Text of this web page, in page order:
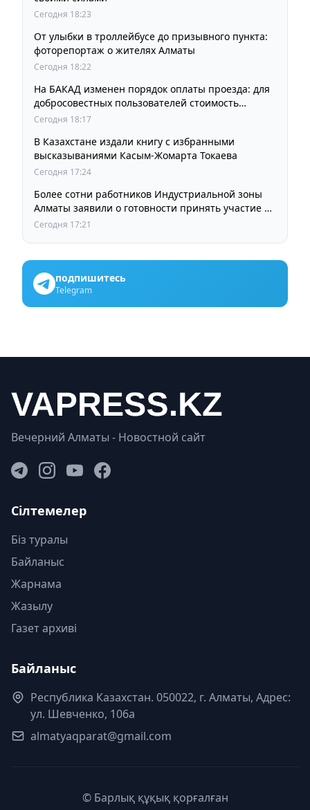
Сегодня 18:23
От улыбки в троллейбусе до призывного пункта:
фоторепортаж о жителях Алматы
Сегодня 18:22
На БАКАД изменен порядок оплаты проезда: для
добросовестных пользователей стоимость
остается прежней
Сегодня 18:17
В Казахстане издали книгу с избранными
высказываниями Касым-Жомарта Токаева
Сегодня 17:24
Более сотни работников Индустриальной зоны
Алматы заявили о готовности принять участие в
выборах членов Курылтая
Сегодня 17:21
подпишитесь
Telegram
Вечерний Алматы - Новостной сайт
Сілтемелер
Біз туралы
Байланыс
Жарнама
Жазылу
Газет архиві
Байланыс
Республика Казахстан. 050022, г. Алматы, Адрес:
ул. Шевченко, 106а
almatyaqparat@gmail.com
© Барлық құқық қорғалған